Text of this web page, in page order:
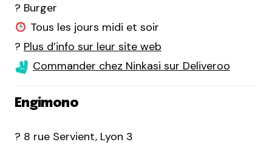
? Burger
Tous les jours midi et soir
? Plus d’info sur leur site web
Commander chez Ninkasi sur Deliveroo
Engimono
? 8 rue Servient, Lyon 3